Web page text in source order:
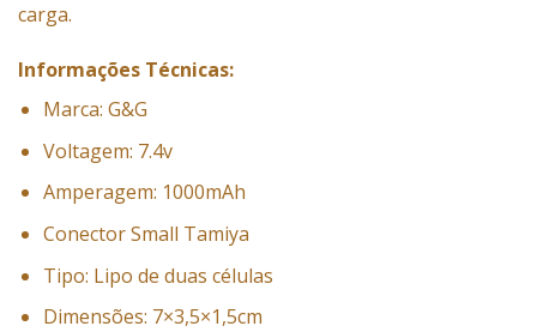
carga.
Informações Técnicas:
Marca: G&G
Voltagem: 7.4v
Amperagem: 1000mAh
Conector Small Tamiya
Tipo: Lipo de duas células
Dimensões: 7×3,5×1,5cm